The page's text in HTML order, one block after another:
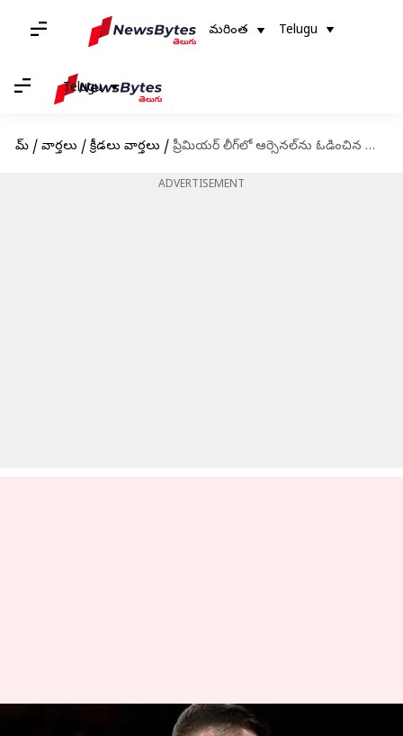
మరింత Telugu
Telugu
హోమ్ / వార్తలు / క్రీడలు వార్తలు / ప్రీమియర్ లీగ్‌లో ఆర్సెనల్‌ను ఓడించిన మాంచెస్టర్ సిటీ
ADVERTISEMENT
ప్రీమియర్ లీగ్‌లో ఆర్సెనల్‌ను ఓడించిన